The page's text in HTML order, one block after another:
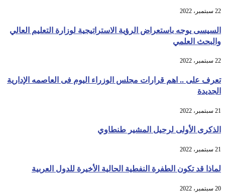
22 سبتمبر، 2022
السيسى يوجه باستعراض الرؤية الاستراتيجية لوزارة التعليم العالي
والبحث العلمي
22 سبتمبر، 2022
تعرف على .. اهم قرارات مجلس الوزراء اليوم فى العاصمه الإدارية
الجديدة
21 سبتمبر، 2022
الذكرى الأولى لرحيل المشير طنطاوي
21 سبتمبر، 2022
لماذا قد تكون الطفرة النفطية الحالية الأخيرة للدول العربية
20 سبتمبر، 2022